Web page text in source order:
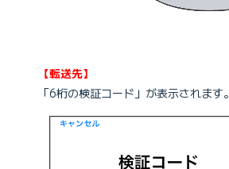
【転送先】
「6桁の検証コード」が表示されます。